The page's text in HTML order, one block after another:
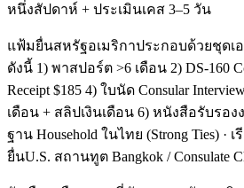
หนึ่งสัปดาห์ + ประเมินเคส 3–5 วัน
แฟ้มยื่นสหรัฐอเมริกาประกอบด้วยชุดเ
ดังนี้ 1) พาสปอร์ต >6 เดือน 2) DS-160
Receipt $185 4) ใบนัด Consular
เดือน + สลิปเงินเดือน 6) หนังสือรับรอ
ฐาน Household ในไทย (Strong Ties)
ยื่นU.S. สถานทูต Bangkok / Consulate